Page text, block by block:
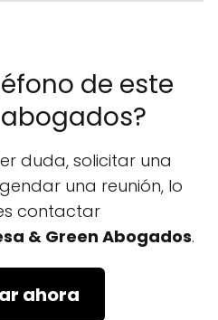
de este
duda, solicitar una
una reunión, lo
contactar
& Green Abogados.
ahora